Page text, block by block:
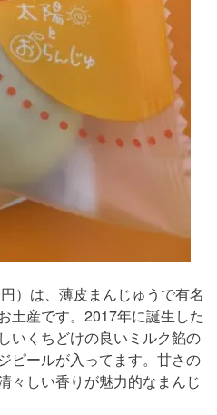
）は、薄皮まんじゅうで有名
土産です。2017年に誕生した
いくちどけの良いミルク餡の
ピールが入ってます。甘さの
々しい香りが魅力的なまんじ